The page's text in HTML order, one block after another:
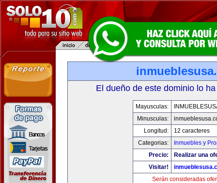
El dueño de este dominio lo
Mayusculas:
Minusculas:
Longitud:
12 caracteres
Categorias:
Inmuebles y
Precio:
Realizar una
Visitar!
Serán consideradas